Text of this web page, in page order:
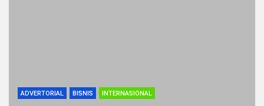
ADVERTORIAL BISNIS INTERNASIONAL